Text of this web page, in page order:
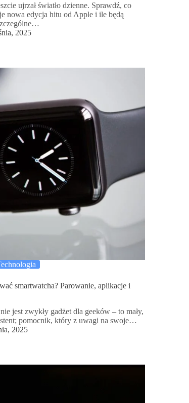
ujrzał światło dzienne. Sprawdź, co
nowa edycja hitu od Apple i ile będą
2025
smartwatcha? Parowanie, aplikacje i
jest zwykły gadżet dla geeków – to mały,
pomocnik, który z uwagi na swoje…
2025